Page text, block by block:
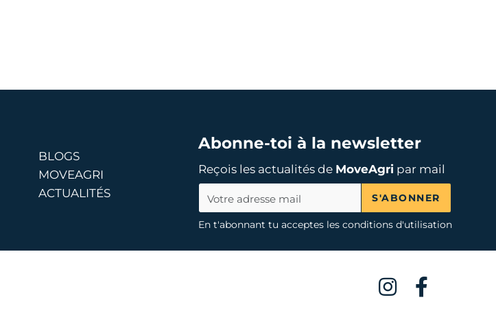
BLOGS
MOVEAGRI
ACTUALITÉS
Abonne-toi à la newsletter
Reçois les actualités de MoveAgripar mail
S'ABONNER
En t'abonnant tu acceptes les conditions d'utilisation